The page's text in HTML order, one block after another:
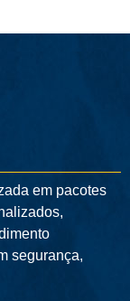
em pacotes
segurança,